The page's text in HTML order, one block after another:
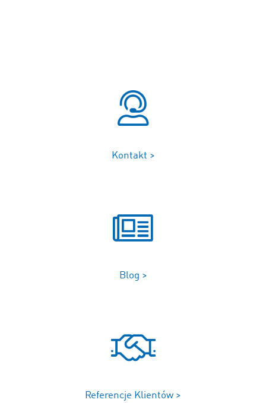
Kontakt >
Blog >
Referencje Klientów >